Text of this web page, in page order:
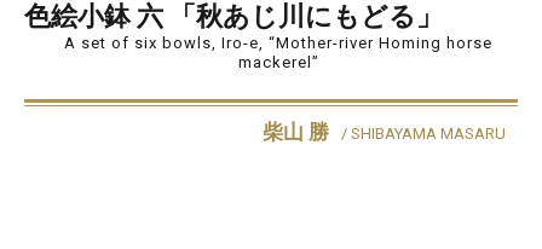
色絵小鉢 六 「秋あじ川にもどる」
A set of six bowls, Iro-e, “Mother-river Homing horse
mackerel”
柴山 勝 / SHIBAYAMA MASARU